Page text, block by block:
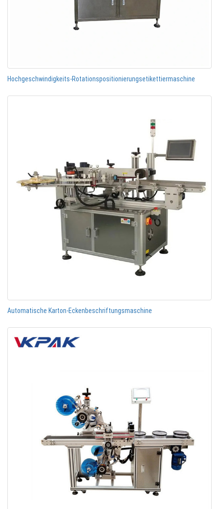
Hochgeschwindigkeits-Rotationspositionierungsetikettiermaschine
Automatische Karton-Eckenbeschriftungsmaschine